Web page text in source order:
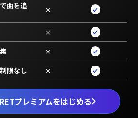
プレミアムをはじめる
曲を追
×
×
×
限なし ×